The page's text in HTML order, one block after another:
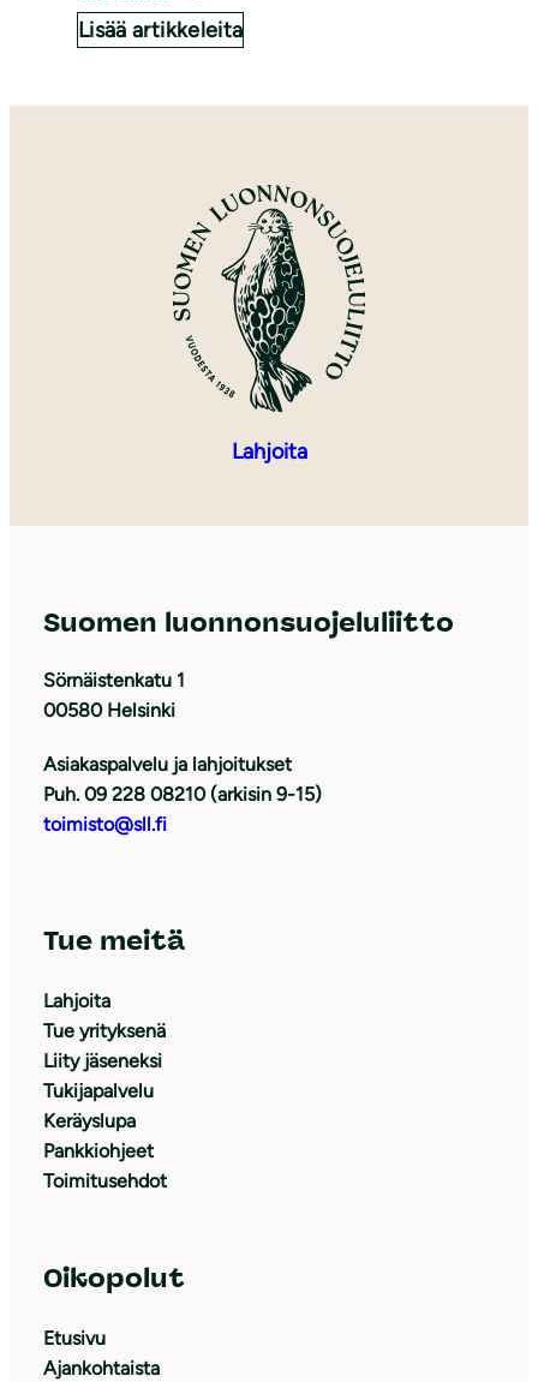
Lisää artikkeleita
Lahjoita
Suomen luonnonsuojeluliitto
Sörnäistenkatu 1
00580 Helsinki
Asiakaspalvelu ja lahjoitukset
Puh. 09 228 08210 (arkisin 9-15)
toimisto@sll.fi
Tue meitä
Lahjoita
Tue yrityksenä
Liity jäseneksi
Tukijapalvelu
Keräyslupa
Pankkiohjeet
Toimitusehdot
Oikopolut
Etusivu
Ajankohtaista